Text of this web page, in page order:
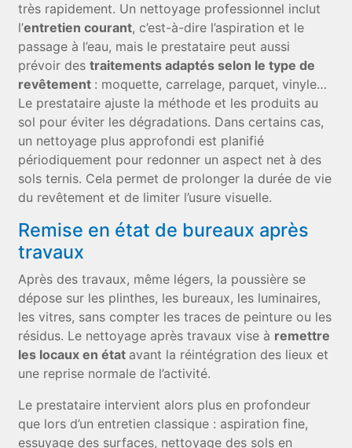
très rapidement. Un nettoyage professionnel inclut
l’entretien courant, c’est-à-dire l’aspiration et le
passage à l’eau, mais le prestataire peut aussi
prévoir destraitements adaptés selon le type de
revêtement : moquette, carrelage, parquet, vinyle…
Le prestataire ajuste la méthode et les produits au
sol pour éviter les dégradations. Dans certains cas,
un nettoyage plus approfondi est planifié
périodiquement pour redonner un aspect net à des
sols ternis. Cela permet de prolonger la durée de vie
du revêtement et de limiter l’usure visuelle.
Remise en état de bureaux après
travaux
Après des travaux, même légers, la poussière se
dépose sur les plinthes, les bureaux, les luminaires,
les vitres, sans compter les traces de peinture ou les
résidus. Le nettoyage après travaux vise à remettre
les locaux en état avant la réintégration des lieux et
une reprise normale de l’activité.
Le prestataire intervient alors plus en profondeur
que lors d’un entretien classique : aspiration fine,
essuyage des surfaces, nettoyage des sols en